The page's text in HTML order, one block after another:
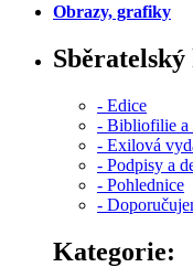
Obrazy, grafiky
- Edice
- Bibliofilie a
- Exilová
- Podpisy a
- Pohlednice
-
Kategorie: